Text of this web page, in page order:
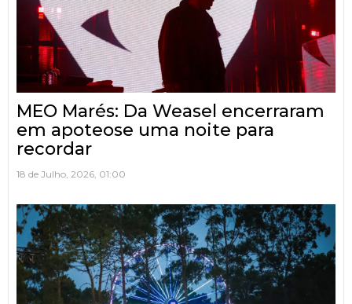
MEO Marés: Da Weasel encerraram
em apoteose uma noite para
recordar
18 de Julho, 2026, 01:00